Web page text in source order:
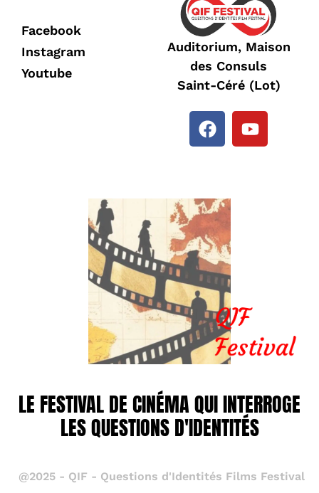
Facebook
Instagram
Youtube
Auditorium, Maison
des Consuls
Saint-Céré (Lot)
LE FESTIVAL DE CINÉMA QUI INTERROGE
LES QUESTIONS D'IDENTITÉS
@2025 - QIF - Questions d'Identités Films Festival